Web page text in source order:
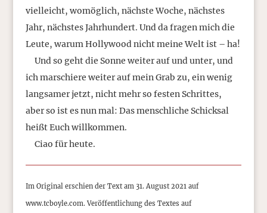
vielleicht, womöglich, nächste Woche, nächstes
Jahr, nächstes Jahrhundert. Und da fragen mich die
Leute, warum Hollywood nicht meine Welt ist – ha!
Und so geht die Sonne weiter auf und unter, und
ich marschiere weiter auf mein Grab zu, ein wenig
langsamer jetzt, nicht mehr so festen Schrittes,
aber so ist es nun mal: Das menschliche Schicksal
heißt Euch willkommen.
Ciao für heute.
Im Original erschien der Text am 31. August 2021 auf
www.tcboyle.com. Veröffentlichung des Textes auf